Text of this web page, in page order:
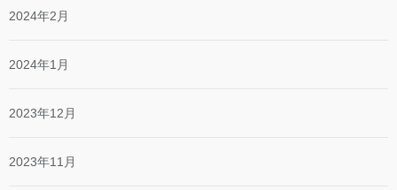
2024年2月
2024年1月
2023年12月
2023年11月